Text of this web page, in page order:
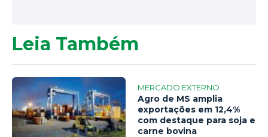
Leia Também
MERCADO EXTERNO
Agro de MS amplia
exportações em 12,4%
com destaque para soja e
carne bovina